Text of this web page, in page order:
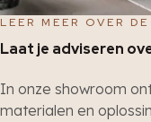
LEER MEER OVER
Laat je adviseren
In onze showroom
materialen en